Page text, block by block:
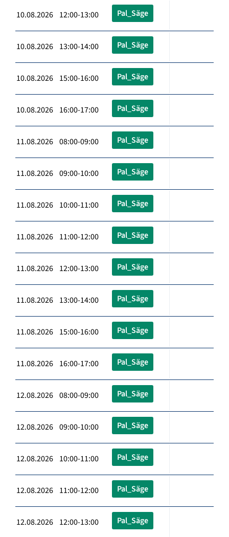
10.08.2026 12:00-13:00 Pal_Säge
10.08.2026 13:00-14:00 Pal_Säge
10.08.2026 15:00-16:00 Pal_Säge
10.08.2026 16:00-17:00 Pal_Säge
11.08.2026 08:00-09:00 Pal_Säge
11.08.2026 09:00-10:00 Pal_Säge
11.08.2026 10:00-11:00 Pal_Säge
11.08.2026 11:00-12:00 Pal_Säge
11.08.2026 12:00-13:00 Pal_Säge
11.08.2026 13:00-14:00 Pal_Säge
11.08.2026 15:00-16:00 Pal_Säge
11.08.2026 16:00-17:00 Pal_Säge
12.08.2026 08:00-09:00 Pal_Säge
12.08.2026 09:00-10:00 Pal_Säge
12.08.2026 10:00-11:00 Pal_Säge
12.08.2026 11:00-12:00 Pal_Säge
12.08.2026 12:00-13:00 Pal_Säge